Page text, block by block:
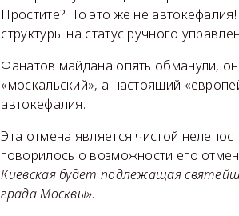
Простите? Но это же не
структуры на статус ручного
Фанатов майдана опять обманули,
«москальский», а настоящий
автокефалия.
Эта отмена является чистой
говорилось о возможности его
Киевская будет подлежащая
града Москвы».